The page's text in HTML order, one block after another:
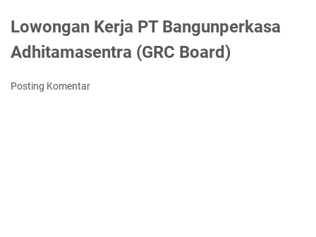
Lowongan Kerja PT Bangunperkasa
Adhitamasentra (GRC Board)
Posting Komentar